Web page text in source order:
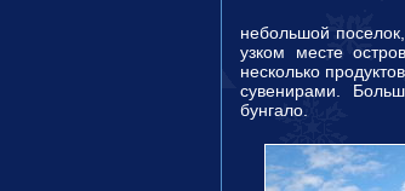
небольшой
узком месте
несколько
сувенирами.
бунгало.